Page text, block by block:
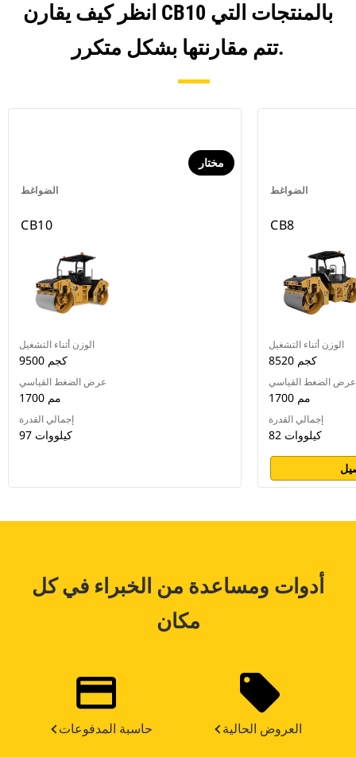
انظر كيف يقارن CB10 بالمنتجات التي
تتم مقارنتها بشكل متكرر.
الضواغط
مختار
CB10
الوزن أثناء التشغيل
9500 كجم
عرض الضغط القياسي
1700 مم
إجمالي القدرة
97 كيلووات
الضواغط
CB8
الوزن أثناء التشغيل
8520 كجم
عرض الضغط القياسي
1700 مم
إجمالي القدرة
82 كيلووات
أدوات ومساعدة من الخبراء في كل
مكان
حاسبة المدفوعات العروض الحالية